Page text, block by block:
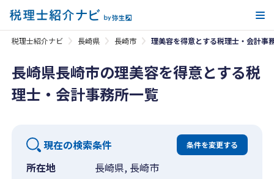
税理士紹介ナビ 長崎県 長崎市 理美容を得意とする税理士・会計事
長崎県長崎市の理美容を得意とする税
理士・会計事務所一覧
現在の検索条件 条件を変更する
所在地
長崎県, 長崎市